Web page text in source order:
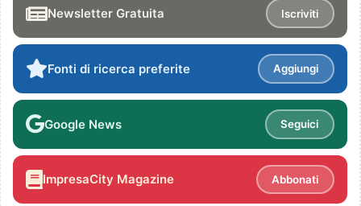
Newsletter Gratuita Iscriviti
Fonti di ricerca preferite Aggiungi
Google News Seguici
ImpresaCity Magazine Abbonati